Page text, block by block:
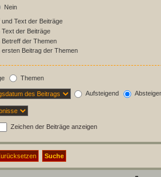
Nein
und Text der Beiträge
Text der Beiträge
Betreff der Themen
ersten Beitrag der Themen
Themen
Aufsteigend
Zeichen der Beiträge anzeigen